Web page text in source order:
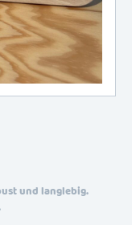
und langlebig.